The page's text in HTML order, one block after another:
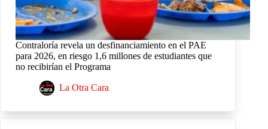
Contraloría revela un desfinanciamiento en el PAE
para 2026, en riesgo 1,6 millones de estudiantes que
no recibirían el Programa
La Otra Cara